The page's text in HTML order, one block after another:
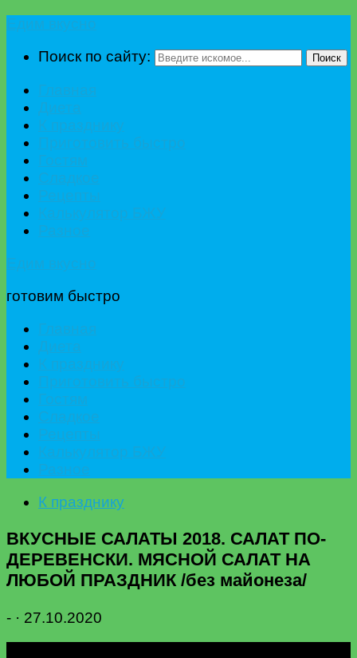
Поиск по сайту:
Поиск
готовим быстро
К празднику
ВКУСНЫЕ САЛАТЫ 2018. САЛАТ ПО-
ДЕРЕВЕНСКИ. МЯСНОЙ САЛАТ НА
ЛЮБОЙ ПРАЗДНИК /без майонеза/
- · 27.10.2020